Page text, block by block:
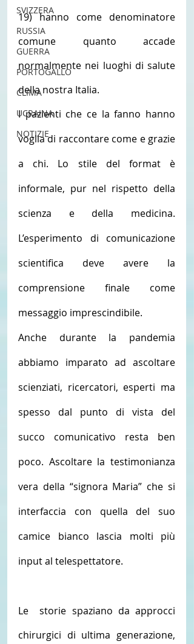
SVIZZERA
RUSSIA
GUERRA
PORTOGALLO
CLIMA
UCRAINA
NOTIZIE
19) hanno come denominatore
comune quanto accade
normalmente nei luoghi di salute
della nostra Italia.
I pazienti che ce la fanno hanno
voglia di raccontare come e grazie
a chi. Lo stile del format è
informale, pur nel rispetto della
scienza e della medicina.
L’esperimento di comunicazione
scientifica deve avere la
comprensione finale come
messaggio imprescindibile.
Anche durante la pandemia
abbiamo imparato ad ascoltare
scienziati, ricercatori, esperti ma
spesso dal punto di vista del
succo comunicativo resta ben
poco. Ascoltare la testimonianza
vera della “signora Maria” che si
interfaccia con quella del suo
camice bianco lascia molti più
input al telespettatore.
Le  storie spaziano da approcci
chirurgici di ultima generazione,